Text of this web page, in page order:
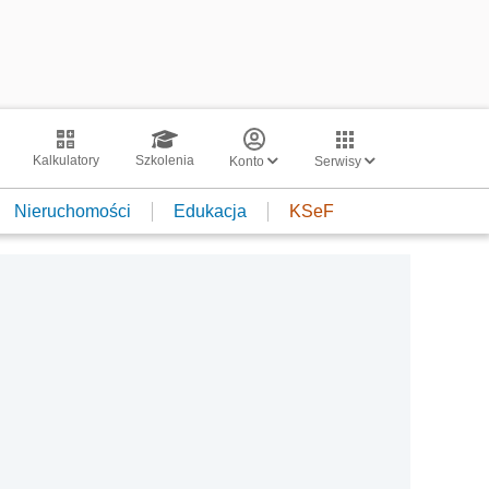
Kalkulatory Szkolenia Konto Serwisy
Nieruchomości Edukacja KSeF